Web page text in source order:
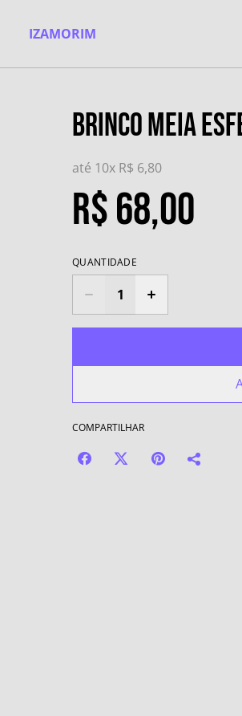
IZAMORIM
Brinco Meia
até 10x R$ 6,80
R$ 68,00
QUANTIDADE
COMPARTILHAR